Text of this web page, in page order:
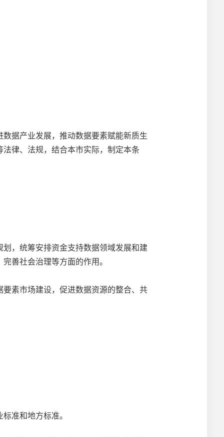
据产业发展，推动数据要素赋能新质生
律、法规，结合本市实际，制定本条
，统筹安排资金支持数据领域发展和建
善社会治理等方面的作用。
素市场建设，促进数据资源的整合、共
准和地方标准。